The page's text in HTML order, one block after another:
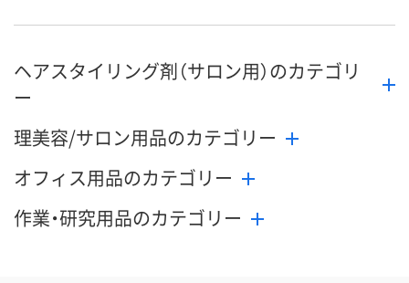
ヘアスタイリング剤（サロン用）のカテゴリ
ー
理美容/サロン用品のカテゴリー
オフィス用品のカテゴリー
作業・研究用品のカテゴリー